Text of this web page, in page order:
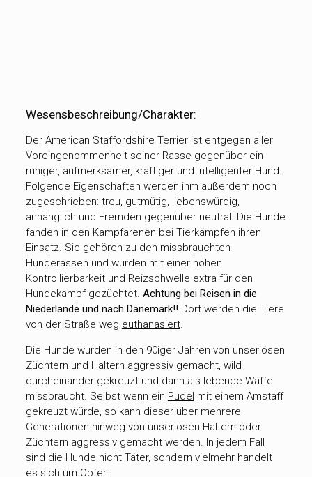
Wesensbeschreibung/Charakter:
Der American Staffordshire Terrier ist entgegen aller
Voreingenommenheit seiner Rasse gegenüber ein
ruhiger, aufmerksamer, kräftiger und intelligenter Hund.
Folgende Eigenschaften werden ihm außerdem noch
zugeschrieben: treu, gutmütig, liebenswürdig,
anhänglich und Fremden gegenüber neutral. Die Hunde
fanden in den Kampfarenen bei Tierkämpfen ihren
Einsatz. Sie gehören zu den missbrauchten
Hunderassen und wurden mit einer hohen
Kontrollierbarkeit und Reizschwelle extra für den
Hundekampf gezüchtet. Achtung bei Reisen in die
Niederlande und nach Dänemark!! Dort werden die Tiere
von der Straße weg euthanasiert.
Die Hunde wurden in den 90iger Jahren von unseriösen
Züchtern und Haltern aggressiv gemacht, wild
durcheinander gekreuzt und dann als lebende Waffe
missbraucht. Selbst wenn ein Pudel mit einem Amstaff
gekreuzt würde, so kann dieser über mehrere
Generationen hinweg von unseriösen Haltern oder
Züchtern aggressiv gemacht werden. In jedem Fall
sind die Hunde nicht Täter, sondern vielmehr handelt
es sich um Opfer.